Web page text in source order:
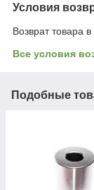
Условия
Возврат товара
Все условия
Подобные